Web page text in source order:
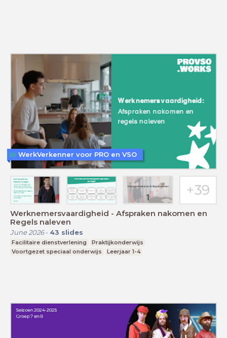
Werknemersvaardigheid - Afspraken nakomen en
Regels naleven
June 2026- 43 slides
Facilitaire dienstverlening
Praktijkonderwijs
Voortgezet speciaal onderwijs
Leerjaar 1-4
WerkVerkenner voor PRO en VSO